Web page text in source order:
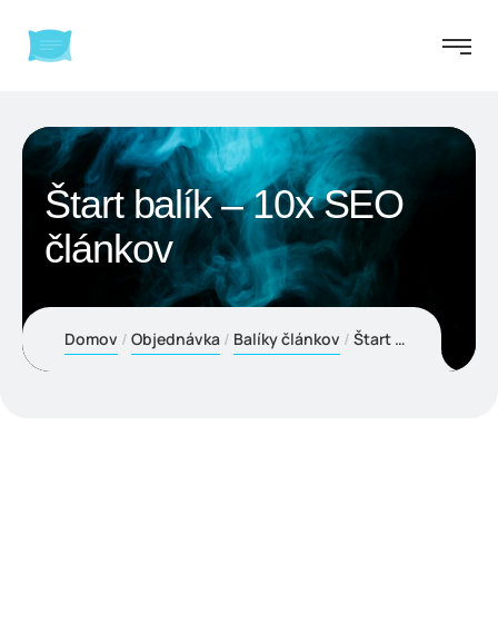
Štart balík – 10x SEO
článkov
Domov Objednávka Balíky článkov Štart balík – 10x SEO článkov